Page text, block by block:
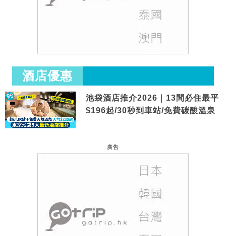
酒店優惠
池袋酒店推介2026｜13間必住最平
$196起/30秒到車站/免費碳酸溫泉
廣告